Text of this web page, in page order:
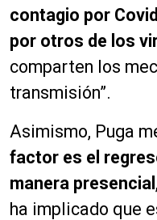
contagio por
por otros de los
comparten los
transmisión”.
Asimismo, Puga
factor es el
manera presencial
ha implicado que